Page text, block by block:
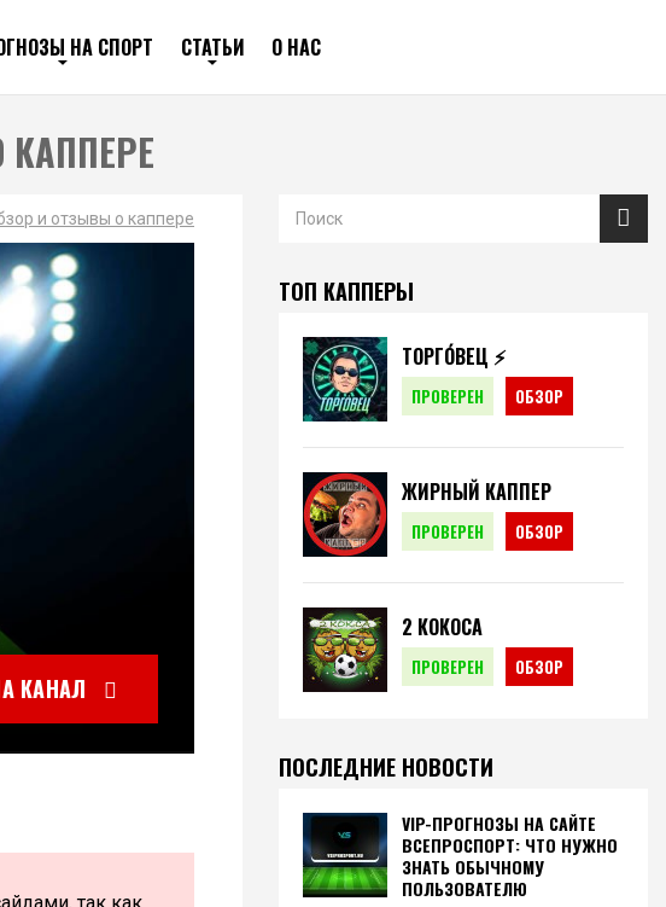
НА СПОРТ СТАТЬИ О НАС
и отзывы о каппере
КАНАЛ
ТОП КАППЕРЫ
ТОРГО́ВЕЦ ⚡️
ПРОВЕРЕН ОБЗОР
ЖИРНЫЙ КАППЕР
ПРОВЕРЕН ОБЗОР
2 КОКОСА
ПРОВЕРЕН ОБЗОР
ПОСЛЕДНИЕ НОВОСТИ
VIP-ПРОГНОЗЫ НА САЙТЕ
ВСЕПРОСПОРТ: ЧТО НУЖНО
ЗНАТЬ ОБЫЧНОМУ
ПОЛЬЗОВАТЕЛЮ